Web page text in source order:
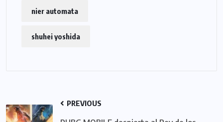
nier automata
shuhei yoshida
PREVIOUS